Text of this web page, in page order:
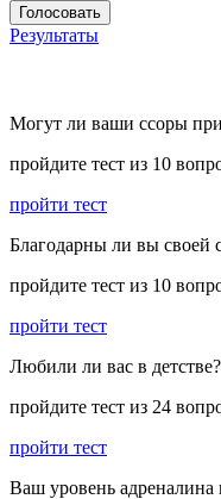
Результаты
Могут ли ваши ссоры
пройдите тест из 10
пройти тест
Благодарны ли вы своей
пройдите тест из 10
пройти тест
Любили ли вас в детстве?
пройдите тест из 24
пройти тест
Ваш уровень адреналина